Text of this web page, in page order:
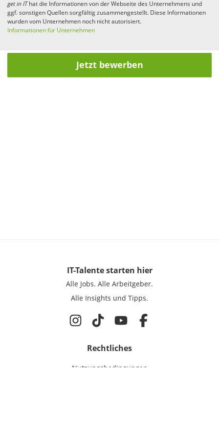
get in IThat die Informationen von der Webseite des Unternehmens und
ggf. sonstigen Quellen sorgfältig zusammengestellt. Diese Informationen
wurden vom Unternehmen noch nicht autorisiert.
Informationen für Unternehmen
Jetzt bewerben
IT-Talentestarten hier
Alle Jobs. Alle Arbeitgeber.
Alle Insights und Tipps.
Rechtliches
Nutzungsbedingungen